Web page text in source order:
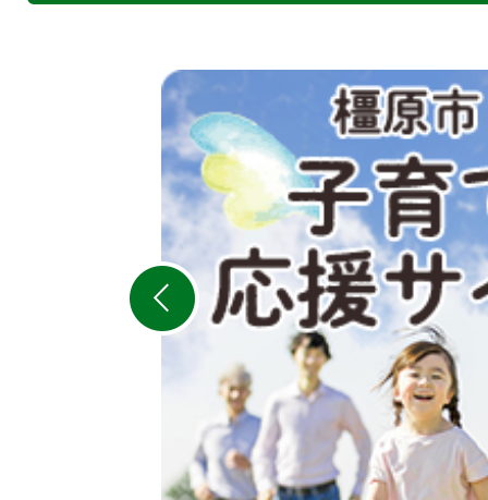
2
枚
目
の
ス
ラ